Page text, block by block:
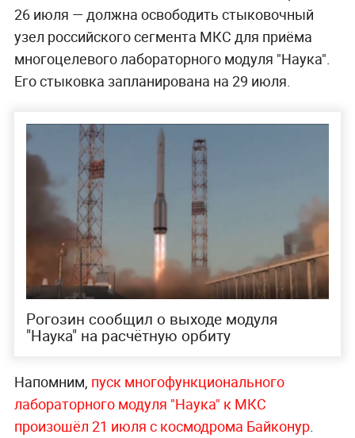
26 июля — должна освободить стыковочный
узел российского сегмента МКС для приёма
многоцелевого лабораторного модуля "Наука".
Его стыковка запланирована на 29 июля.
Рогозин сообщил о выходе модуля
"Наука" на расчётную орбиту
Напомним, пуск многофункционального
лабораторного модуля "Наука" к МКС
произошёл 21 июля с космодрома Байконур.